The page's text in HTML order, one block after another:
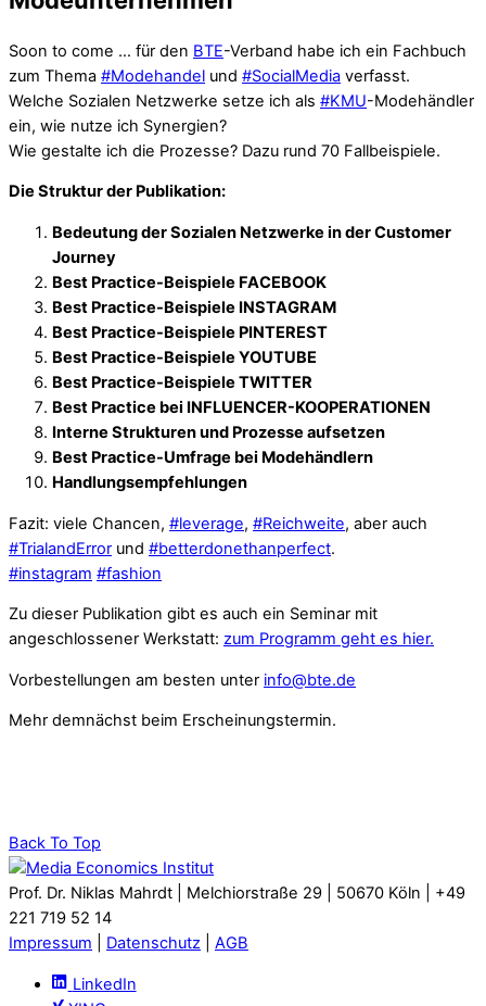
Soon to come … für den BTE-Verband habe ich ein Fachbuch
zum Thema #Modehandel und #SocialMedia verfasst.
Welche Sozialen Netzwerke setze ich als #KMU-Modehändler
ein, wie nutze ich Synergien?
Wie gestalte ich die Prozesse? Dazu rund 70 Fallbeispiele.
Die Struktur der Publikation:
Bedeutung der Sozialen Netzwerke in der Customer
Journey
Best Practice-Beispiele FACEBOOK
Best Practice-Beispiele INSTAGRAM
Best Practice-Beispiele PINTEREST
Best Practice-Beispiele YOUTUBE
Best Practice-Beispiele TWITTER
Best Practice bei INFLUENCER-KOOPERATIONEN
Interne Strukturen und Prozesse aufsetzen
Best Practice-Umfrage bei Modehändlern
Handlungsempfehlungen
Fazit: viele Chancen, #leverage, #Reichweite, aber auch
#TrialandError und #betterdonethanperfect.
#instagram #fashion
Zu dieser Publikation gibt es auch ein Seminar mit
angeschlossener Werkstatt: zum Programm geht es hier.
Vorbestellungen am besten unter info@bte.de
Mehr demnächst beim Erscheinungstermin.
Back To Top
Prof. Dr. Niklas Mahrdt | Melchiorstraße 29 | 50670 Köln | +49
221 719 52 14
Impressum
Datenschutz AGB
LinkedIn